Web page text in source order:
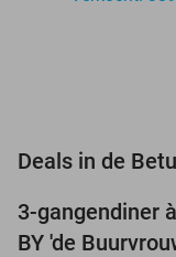
Deals in de
3-gangendiner
BY 'de